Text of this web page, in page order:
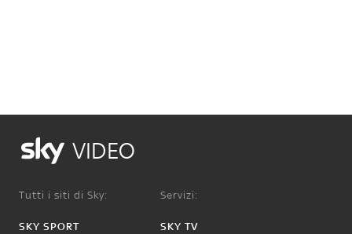
VIDEO
Tutti i siti di Sky:
SKY SPORT
Servizi:
SKY TV